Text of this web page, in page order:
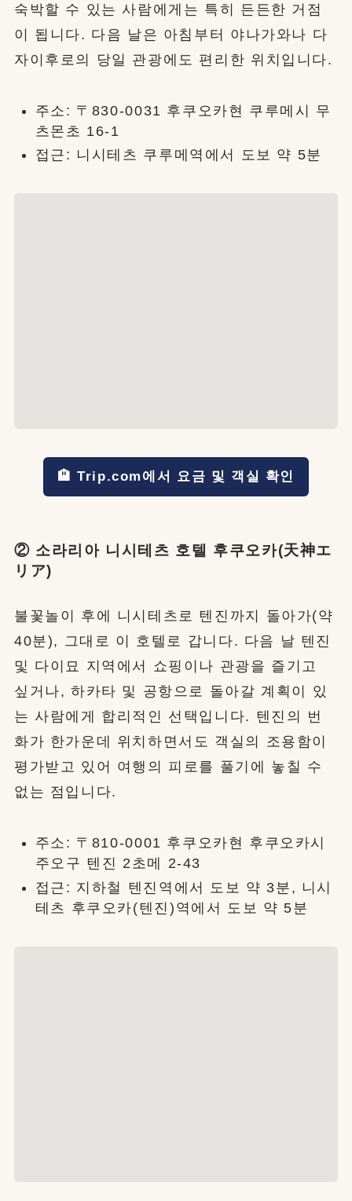
숙박할 수 있는 사람에게는 특히 든든한 거점
이 됩니다. 다음 날은 아침부터 야나가와나 다
자이후로의 당일 관광에도 편리한 위치입니다.
주소: 〒830-0031 후쿠오카현 쿠루메시 무
츠몬초 16-1
접근: 니시테츠 쿠루메역에서 도보 약 5분
🏨 Trip.com에서 요금 및 객실 확인
② 소라리아 니시테츠 호텔 후쿠오카(天神エ
リア)
불꽃놀이 후에 니시테츠로 텐진까지 돌아가(약
40분), 그대로 이 호텔로 갑니다. 다음 날 텐진
및 다이묘 지역에서 쇼핑이나 관광을 즐기고
싶거나, 하카타 및 공항으로 돌아갈 계획이 있
는 사람에게 합리적인 선택입니다. 텐진의 번
화가 한가운데 위치하면서도 객실의 조용함이
평가받고 있어 여행의 피로를 풀기에 놓칠 수
없는 점입니다.
주소: 〒810-0001 후쿠오카현 후쿠오카시
주오구 텐진 2초메 2-43
접근: 지하철 텐진역에서 도보 약 3분, 니시
테츠 후쿠오카(텐진)역에서 도보 약 5분